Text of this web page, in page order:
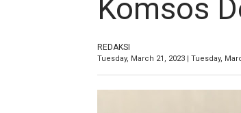
Komsos
REDAKSI
Tuesday, March 21, 2023 | Tuesday,